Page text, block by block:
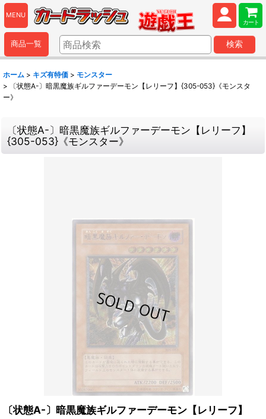
MENU
カート
商品一覧 検索
ホーム > キズ有特価 > モンスター
>
〔状態A-〕暗黒魔族ギルファーデーモン【レリーフ】{305-053}《モンスタ
ー》
〔状態A-〕暗黒魔族ギルファーデーモン【レリーフ】
{305-053}《モンスター》
〔状態A-〕暗黒魔族ギルファーデーモン【レリーフ】